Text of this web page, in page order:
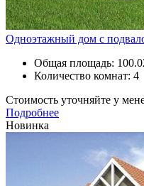
Одноэтажный дом с
Общая площадь:
Количество комнат: 4
Стоимость уточняйте у
Подробнее
Новинка